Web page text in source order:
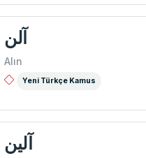
آلن
Alın
Yeni Türkçe Kamus
آلین